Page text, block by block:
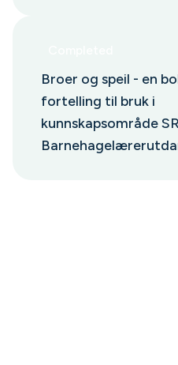
Broer og speil - en
fortelling til bruk i
kunnskapsområde